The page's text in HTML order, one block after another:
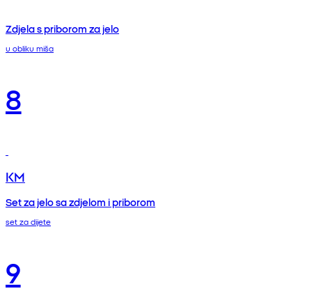
Zdjela s priborom za jelo
u obliku miša
8
KM
Set za jelo sa zdjelom i priborom
set za dijete
9